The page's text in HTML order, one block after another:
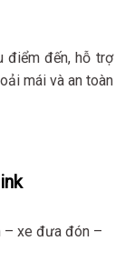
điểm đến, hỗ trợ
mái và an toàn
– xe đưa đón –